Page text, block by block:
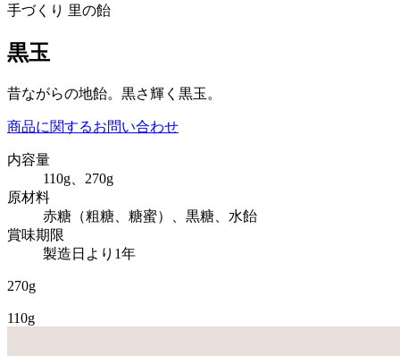
手づくり 里の飴
黒玉
昔ながらの地飴。黒さ輝く黒玉。
商品に関するお問い合わせ
内容量
110g、270g
原材料
赤糖（粗糖、糖蜜）、黒糖、水飴
賞味期限
製造日より1年
270g
110g